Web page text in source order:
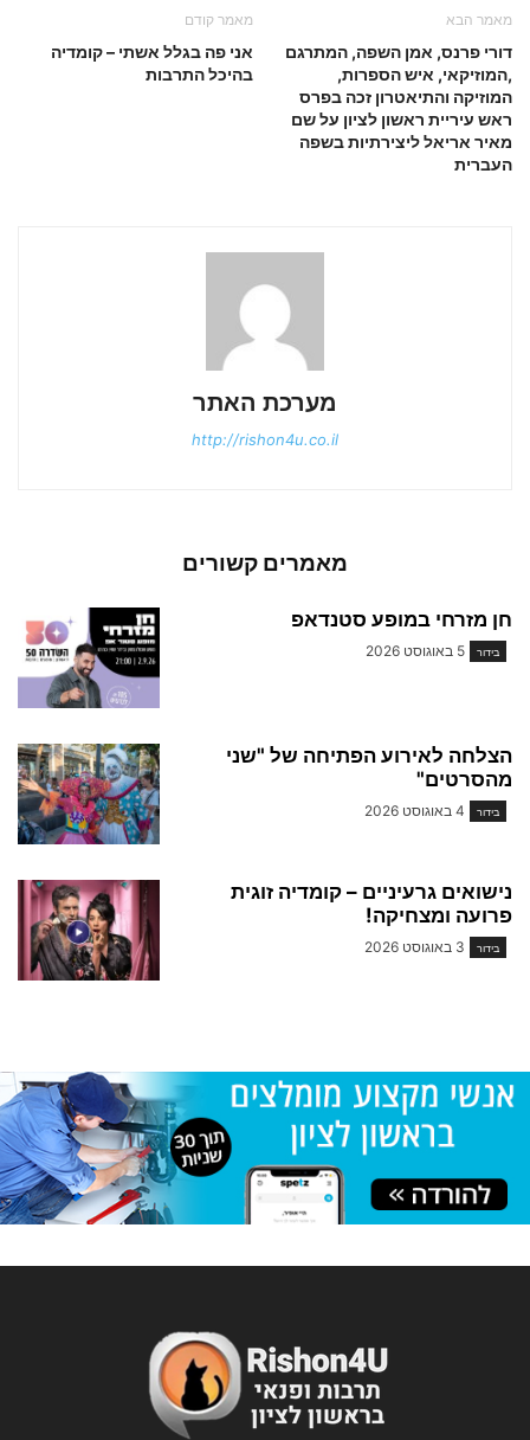
מאמר קודם
אני פה בגלל אשתי – קומדיה
בהיכל התרבות
מאמר הבא
דורי פרנס, אמן השפה, המתרגם
,המוזיקאי, איש הספרות,
המוזיקה והתיאטרון זכה בפרס
ראש עיריית ראשון לציון על שם
מאיר אריאל ליצירתיות בשפה
העברית
מערכת האתר
http://rishon4u.co.il
מאמרים קשורים
חן מזרחי במופע סטנדאפ
בידור 5 באוגוסט 2026
הצלחה לאירוע הפתיחה של "שני
מהסרטים"
בידור 4 באוגוסט 2026
נישואים גרעיניים – קומדיה זוגית
פרועה ומצחיקה!
בידור 3 באוגוסט 2026